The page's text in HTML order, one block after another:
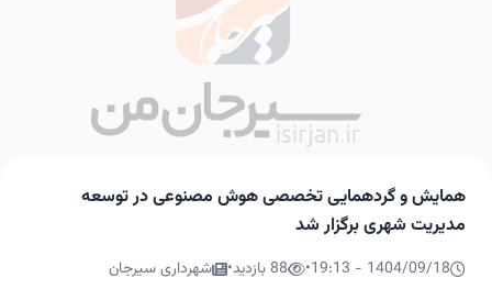
همایش و گردهمایی تخصصی هوش مصنوعی در توسعه
مدیریت شهری برگزار شد
1404/09/18 - 19:13
• 88 بازدید • شهرداری سیرجان